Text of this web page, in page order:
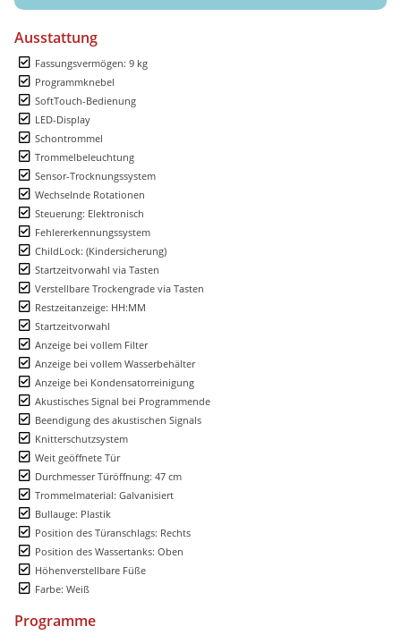
Ausstattung
Fassungsvermögen: 9 kg
Programmknebel
SoftTouch-Bedienung
LED-Display
Schontrommel
Trommelbeleuchtung
Sensor-Trocknungssystem
Wechselnde Rotationen
Steuerung: Elektronisch
Fehlererkennungssystem
ChildLock: (Kindersicherung)
Startzeitvorwahl via Tasten
Verstellbare Trockengrade via Tasten
Restzeitanzeige: HH:MM
Startzeitvorwahl
Anzeige bei vollem Filter
Anzeige bei vollem Wasserbehälter
Anzeige bei Kondensatorreinigung
Akustisches Signal bei Programmende
Beendigung des akustischen Signals
Knitterschutzsystem
Weit geöffnete Tür
Durchmesser Türöffnung: 47 cm
Trommelmaterial: Galvanisiert
Bullauge: Plastik
Position des Türanschlags: Rechts
Position des Wassertanks: Oben
Höhenverstellbare Füße
Farbe: Weiß
Programme